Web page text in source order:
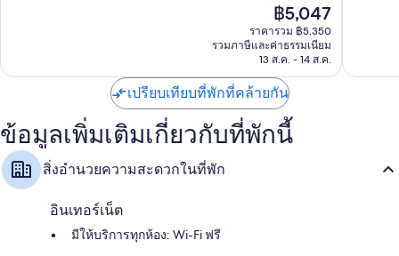
ราคา
ปัจจุบัน
คือ
฿5,047
฿5,047
ราคารวม ฿5,350
รวมภาษีและค่าธรรมเนียม
13 ส.ค. - 14 ส.ค.
เปรียบเทียบที่พักที่คล้ายกัน
ข้อมูลเพิ่มเติมเกี่ยวกับที่พักนี้
สิ่งอำนวยความสะดวกในที่พัก
อินเทอร์เน็ต
มีให้บริการทุกห้อง: Wi-Fi ฟรี